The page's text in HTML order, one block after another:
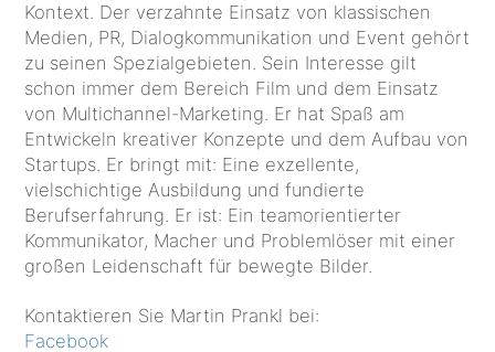
Kontext. Der verzahnte Einsatz von klassischen
Medien, PR, Dialogkommunikation und Event gehört
zu seinen Spezialgebieten. Sein Interesse gilt
schon immer dem Bereich Film und dem Einsatz
von Multichannel-Marketing. Er hat Spaß am
Entwickeln kreativer Konzepte und dem Aufbau von
Startups. Er bringt mit: Eine exzellente,
vielschichtige Ausbildung und fundierte
Berufserfahrung. Er ist: Ein teamorientierter
Kommunikator, Macher und Problemlöser mit einer
großen Leidenschaft für bewegte Bilder.
Kontaktieren Sie Martin Prankl bei:
Facebook